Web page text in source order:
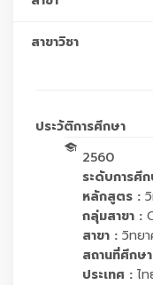
สาขาวิชา
ประวัติการศึกษา
2560
ระดับการศึ
หลักสูตร :
กลุ่มสาขา :
สาขา : วิทย
สถานที่ศึกษ
ประเทศ : ไ